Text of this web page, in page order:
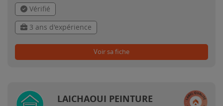
Vérifié
3 ans d'expérience
Voir sa fiche
LAICHAOUI PEINTURE